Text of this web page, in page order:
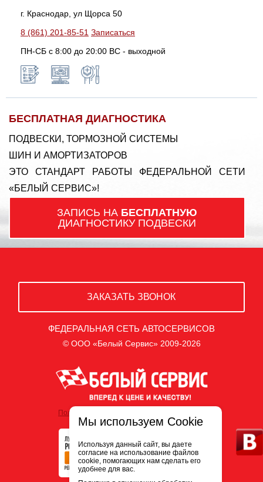
г. Краснодар, ул Щорса 50
8 (861) 201-85-51 Записаться
ПН-СБ с 8:00 до 20:00 ВС - выходной
БЕСПЛАТНАЯ ДИАГНОСТИКА
ПОДВЕСКИ, ТОРМОЗНОЙ СИСТЕМЫ
ШИН И АМОРТИЗАТОРОВ
ЭТО СТАНДАРТ РАБОТЫ ФЕДЕРАЛЬНОЙ СЕТИ
«БЕЛЫЙ СЕРВИС»!
ЗАПИСЬ НА БЕСПЛАТНУЮ
ДИАГНОСТИКУ ПОДВЕСКИ
ЗАКАЗАТЬ ЗВОНОК
ФЕДЕРАЛЬНАЯ СЕТЬ АВТОСЕРВИСОВ
© ООО «Белый Сервис» 2009-2026
Политика обработки персональных данных
Мы используем Cookie
Используя данный сайт, вы даете
согласие на использование файлов
cookie, помогающих нам сделать его
удобнее для вас.